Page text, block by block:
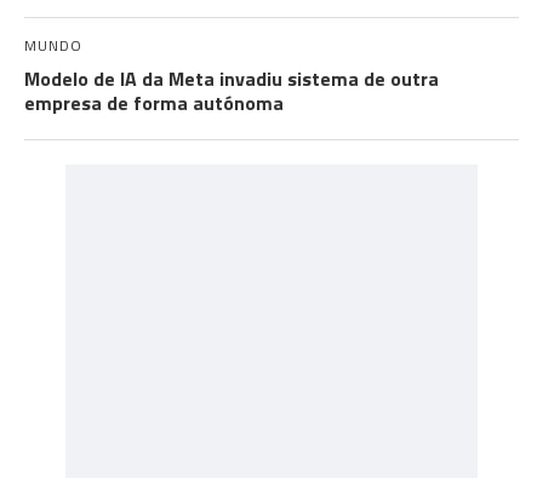
MUNDO
Modelo de IA da Meta invadiu sistema de outra
empresa de forma autónoma